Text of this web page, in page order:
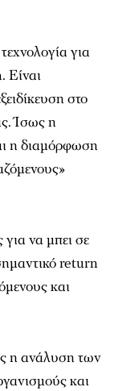
για
Είναι
στο
Ίσως η
η διαμόρφωση
να μπει σε
return
και
η ανάλυση των
και